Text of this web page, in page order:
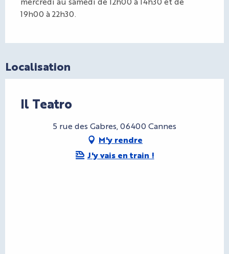
19h00 à 22h30.
Localisation
Il Teatro
5 rue des Gabres, 06400 Cannes
M'y rendre
J'y vais en train !